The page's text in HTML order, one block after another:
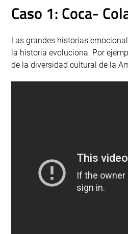
Caso 1: Coca-
Las grandes historias
la historia evoluciona. Por
de la diversidad cultural de la